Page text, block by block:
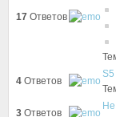
17 Ответов
4 Ответов
S5
3 Ответов